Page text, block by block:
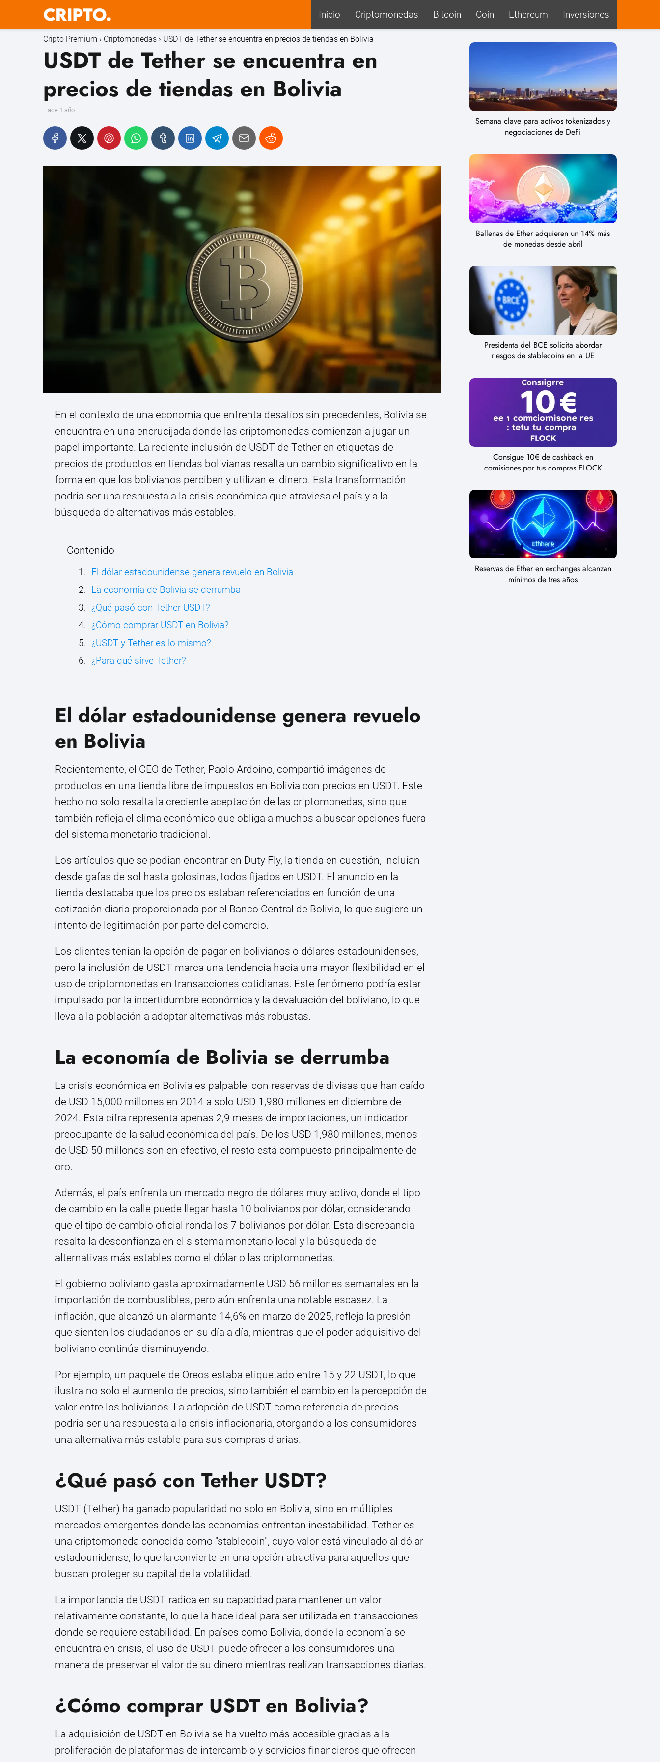
Inicio Criptomonedas Bitcoin Coin Ethereum Inversiones
Cripto Premium Criptomonedas USDT de Tether se encuentra en precios de tiendas en Bolivia
USDT de Tether se encuentra en
precios de tiendas en Bolivia
hace 1 año
En el contexto de una economía que enfrenta desafíos sin precedentes, Bolivia se
encuentra en una encrucijada donde las criptomonedas comienzan a jugar un
papel importante. La reciente inclusión de USDT de Tether en etiquetas de
precios de productos en tiendas bolivianas resalta un cambio significativo en la
forma en que los bolivianos perciben y utilizan el dinero. Esta transformación
podría ser una respuesta a la crisis económica que atraviesa el país y a la
búsqueda de alternativas más estables.
Contenido
El dólar estadounidense genera revuelo en Bolivia
La economía de Bolivia se derrumba
¿Qué pasó con Tether USDT?
¿Cómo comprar USDT en Bolivia?
¿USDT y Tether es lo mismo?
¿Para qué sirve Tether?
El dólar estadounidense genera revuelo
en Bolivia
Recientemente, el CEO de Tether, Paolo Ardoino, compartió imágenes de
productos en una tienda libre de impuestos en Bolivia con precios en USDT. Este
hecho no solo resalta la creciente aceptación de las criptomonedas, sino que
también refleja el clima económico que obliga a muchos a buscar opciones fuera
del sistema monetario tradicional.
Los artículos que se podían encontrar en Duty Fly, la tienda en cuestión, incluían
desde gafas de sol hasta golosinas, todos fijados en USDT. El anuncio en la
tienda destacaba que los precios estaban referenciados en función de una
cotización diaria proporcionada por el Banco Central de Bolivia, lo que sugiere un
intento de legitimación por parte del comercio.
Los clientes tenían la opción de pagar en bolivianos o dólares estadounidenses,
pero la inclusión de USDT marca una tendencia hacia una mayor flexibilidad en el
uso de criptomonedas en transacciones cotidianas. Este fenómeno podría estar
impulsado por la incertidumbre económica y la devaluación del boliviano, lo que
lleva a la población a adoptar alternativas más robustas.
La economía de Bolivia se derrumba
La crisis económica en Bolivia es palpable, con reservas de divisas que han caído
de USD 15,000 millones en 2014 a solo USD 1,980 millones en diciembre de
2024. Esta cifra representa apenas 2,9 meses de importaciones, un indicador
preocupante de la salud económica del país. De los USD 1,980 millones, menos
de USD 50 millones son en efectivo, el resto está compuesto principalmente de
oro.
Además, el país enfrenta un mercado negro de dólares muy activo, donde el tipo
de cambio en la calle puede llegar hasta 10 bolivianos por dólar, considerando
que el tipo de cambio oficial ronda los 7 bolivianos por dólar. Esta discrepancia
resalta la desconfianza en el sistema monetario local y la búsqueda de
alternativas más estables como el dólar o las criptomonedas.
El gobierno boliviano gasta aproximadamente USD 56 millones semanales en la
importación de combustibles, pero aún enfrenta una notable escasez. La
inflación, que alcanzó un alarmante 14,6% en marzo de 2025, refleja la presión
que sienten los ciudadanos en su día a día, mientras que el poder adquisitivo del
boliviano continúa disminuyendo.
Por ejemplo, un paquete de Oreos estaba etiquetado entre 15 y 22 USDT, lo que
ilustra no solo el aumento de precios, sino también el cambio en la percepción de
valor entre los bolivianos. La adopción de USDT como referencia de precios
podría ser una respuesta a la crisis inflacionaria, otorgando a los consumidores
una alternativa más estable para sus compras diarias.
¿Qué pasó con Tether USDT?
USDT (Tether) ha ganado popularidad no solo en Bolivia, sino en múltiples
mercados emergentes donde las economías enfrentan inestabilidad. Tether es
una criptomoneda conocida como "stablecoin", cuyo valor está vinculado al dólar
estadounidense, lo que la convierte en una opción atractiva para aquellos que
buscan proteger su capital de la volatilidad.
La importancia de USDT radica en su capacidad para mantener un valor
relativamente constante, lo que la hace ideal para ser utilizada en transacciones
donde se requiere estabilidad. En países como Bolivia, donde la economía se
encuentra en crisis, el uso de USDT puede ofrecer a los consumidores una
manera de preservar el valor de su dinero mientras realizan transacciones diarias.
¿Cómo comprar USDT en Bolivia?
La adquisición de USDT en Bolivia se ha vuelto más accesible gracias a la
proliferación de plataformas de intercambio y servicios financieros que ofrecen
Semana clave para activos tokenizados y
negociaciones de DeFi
Ballenas de Ether adquieren un 14% más
de monedas desde abril
Presidenta del BCE solicita abordar
riesgos de stablecoins en la UE
Consigue 10€ de cashback en
comisiones por tus compras FLOCK
Reservas de Ether en exchanges alcanzan
mínimos de tres años